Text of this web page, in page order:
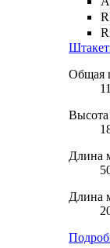
Общая
Длина
Длина